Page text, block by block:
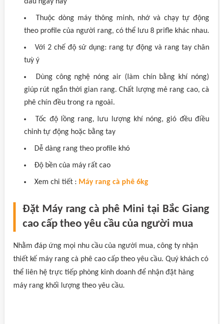
Thuộc dòng máy thông minh, nhớ và chạy tự động
theo profile của người rang, có thể lưu 8 prifle khác nhau.
Với 2 chế độ sử dụng: rang tự động và rang tay chân
tuỳ ý
Dùng công nghệ nóng air (làm chín bằng khí nóng)
giúp rút ngắn thời gian rang. Chất lượng mẻ rang cao, cà
phê chín đều trong ra ngoài.
Tốc độ lồng rang, lưu lượng khí nóng, gió đều điều
chỉnh tự động hoặc bằng tay
Dễ dàng rang theo profile khó
Độ bền của máy rất cao
Xem chi tiết : Máy rang cà phê 6kg
Đặt Máy rang cà phê Mini tại Bắc Giang
cao cấp theo yêu cầu của người mua
Nhằm đáp ứng mọi nhu cầu của người mua, công ty nhận
thiết kế máy rang cà phê cao cấp theo yêu cầu. Quý khách có
thể liên hệ trực tiếp phòng kinh doanh để nhận đặt hàng
máy rang khối lượng theo yêu cầu.